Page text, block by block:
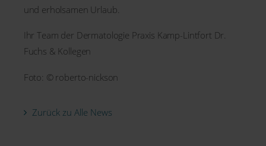
und erholsamen Urlaub.
Ihr Team der Dermatologie Praxis Kamp-Lintfort Dr.
Fuchs & Kollegen
Foto: © roberto-nickson
Zurück zu Alle News